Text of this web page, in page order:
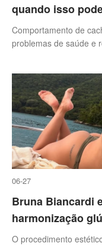
quando isso
Comportamento de
problemas de saúde e
06-27
Bruna Biancardi
harmonização
O procedimento